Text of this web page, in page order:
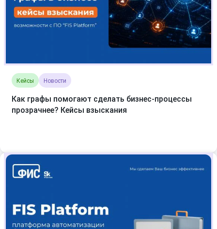
Кейсы Новости
Как графы помогают сделать бизнес-процессы
прозрачнее? Кейсы взыскания